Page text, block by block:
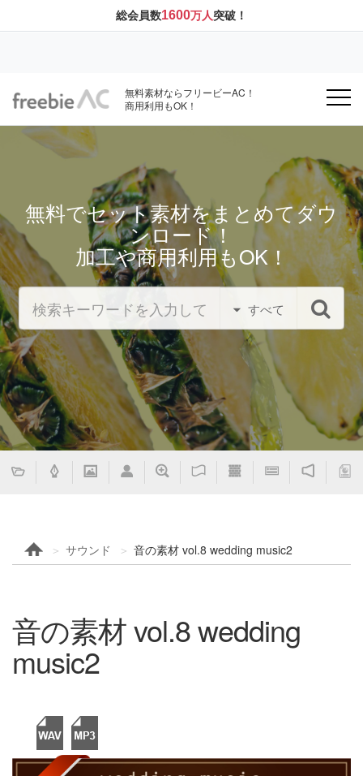
総会員数1600万人突破！
無料素材ならフリービーAC！
商用利用もOK！
無料でセット素材をまとめてダウ
ンロード！
加工や商用利用もOK！
すべて
サウンド 音の素材 vol.8 wedding music2
音の素材 vol.8 wedding
music2